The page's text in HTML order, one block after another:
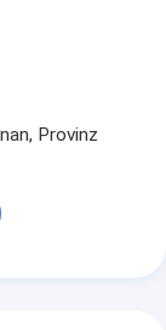
Provinz